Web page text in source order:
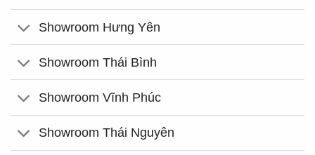
Showroom Hưng Yên
Showroom Thái Bình
Showroom Vĩnh Phúc
Showroom Thái Nguyên